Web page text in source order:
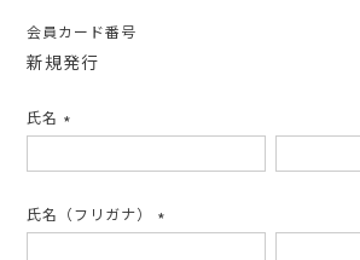
会員カード番号
新規発行
氏名
須)
氏名（フリガナ）